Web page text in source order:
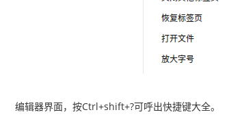
编辑器界面，按Ctrl+shift+?可呼出快捷键大全。